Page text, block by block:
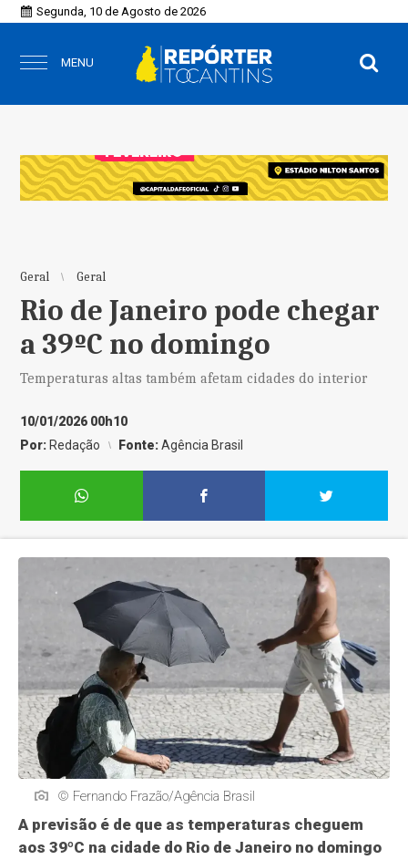
Segunda, 10 de Agosto de 2026
MENU
Geral Geral
Rio de Janeiro pode chegar
a 39ºC no domingo
Temperaturas altas também afetam cidades do interior
10/01/2026 00h10
Por: Redação Fonte:Agência Brasil
© Fernando Frazão/Agência Brasil
A previsão é de que as temperaturas cheguem
aos 39ºC na cidade do Rio de Janeiro no domingo